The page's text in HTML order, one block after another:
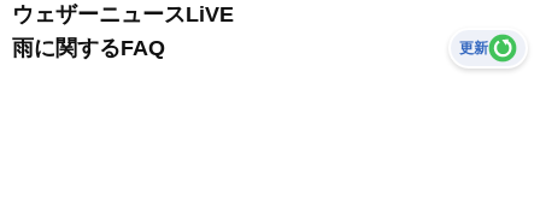
ウェザーニュースLiVE
雨に関するFAQ
更新